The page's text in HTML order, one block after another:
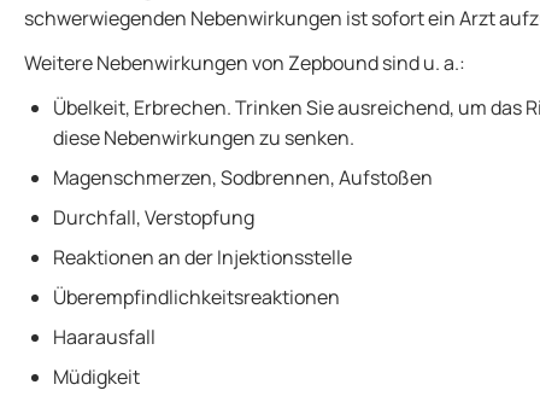
schwerwiegenden Nebenwirkungen ist sofort ein Arzt
Weitere Nebenwirkungen von Zepbound sind u. a.:
Übelkeit, Erbrechen. Trinken Sie ausreichend, um das
diese Nebenwirkungen zu senken.
Magenschmerzen, Sodbrennen, Aufstoßen
Durchfall, Verstopfung
Reaktionen an der Injektionsstelle
Überempfindlichkeitsreaktionen
Haarausfall
Müdigkeit